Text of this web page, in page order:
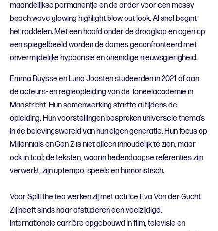
maandelijkse permanentje en de ander voor een messy
beach wave glowing highlight blow out look. Al snel begint
het roddelen. Met een hoofd onder de droogkap en ogen op
een spiegelbeeld worden de dames geconfronteerd met
onvermijdelijke hypocrisie en oneindige nieuwsgierigheid.
Emma Buysse en Luna Joosten studeerden in 2021 af aan
de acteurs- en regieopleiding van de Toneelacademie in
Maastricht. Hun samenwerking startte al tijdens de
opleiding. Hun voorstellingen bespreken universele thema’s
in de belevingswereld van hun eigen generatie. Hun focus op
Millennials en Gen Z is niet alleen inhoudelijk te zien, maar
ook in taal: de teksten, waarin hedendaagse referenties zijn
verwerkt, zijn uptempo, speels en humoristisch.
Voor Spill the tea werken zij met actrice Eva Van der Gucht.
Zij heeft sinds haar afstuderen een veelzijdige,
internationale carrière opgebouwd in film, televisie en